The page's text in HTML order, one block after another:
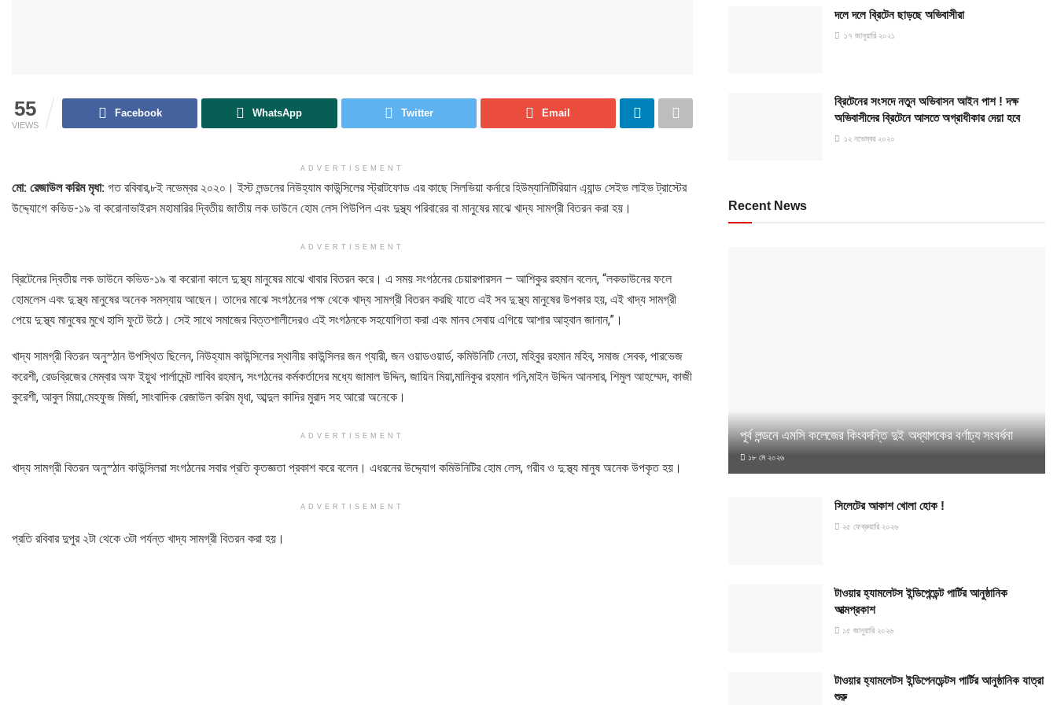
55
VIEWS
Facebook WhatsApp Twitter Email
ADVERTISEMENT
মো: রেজাউল করিম মৃধা: গত রবিবার,৮ই নভেম্বর ২০২০। ইস্ট লন্ডনের নিউহ্যাম কাউন্সিলের স্ট্রাটফোড এর কাছে সিলভিয়া কর্নারে হিউম্যানিটিরিয়ান এ্যান্ড সেইভ লাইভ ট্রাস্টের
উদ্দ্যোগে কভিড-১৯ বা করোনাভাইরস মহামারির দ্বিতীয় জাতীয় লক ডাউনে হোম লেস পিউপিল এবং দুস্থ্য পরিবারের বা মানুষের মাঝে খাদ্য সামগ্রী বিতরন করা হয়।
ADVERTISEMENT
ব্রিটেনের দ্বিতীয় লক ডাউনে কভিড-১৯ বা করোনা কালে দু:স্থ্য মানুষের মাঝে খাবার বিতরন করে। এ সময় সংগঠনের চেয়ারপারসন – আশিকুর রহমান বলেন, “লকডাউনের ফলে
হোমলেস এবং দু:স্থ্য মানুষের অনেক সমস্যায় আছেন। তাদের মাঝে সংগঠনের পক্ষ থেকে খাদ্য সামগ্রী বিতরন করছি যাতে এই সব দু:স্থ্য মানুষের উপকার হয়, এই খাদ্য সামগ্রী
পেয়ে দু:স্থ্য মানুষের মুখে হাসি ফুটে উঠে। সেই সাথে সমাজের বিত্তশালীদেরও এই সংগঠনকে সহযোগিতা করা এবং মানব সেবায় এগিয়ে আশার আহ্বান জানান,”।
খাদ্য সামগ্রী বিতরন অনুস্ঠান উপস্থিত ছিলেন, নিউহ্যাম কাউন্সিলের স্থানীয় কাউন্সিলর জন গ্যারী, জন ওয়াডওয়ার্ড, কমিউনিটি নেতা, মহিবুর রহমান মহিব, সমাজ সেবক, পারভেজ
করেশী, রেডব্রিজের মেম্বার অফ ইয়ুথ পার্লামেন্ট লাবিব রহমান, সংগঠনের কর্মকর্তাদের মধ্যে জামাল উদ্দিন, জায়িন মিয়া,মানিকুর রহমান গনি,মাইন উদ্দিন আনসার, শিমুল আহম্মেদ, কাজী
কুরেশী, আবুল মিয়া,মেহফুজ মির্জা, সাংবাদিক রেজাউল করিম মৃধা, আব্দুল কাদির মুরাদ সহ আরো অনেকে।
ADVERTISEMENT
খাদ্য সামগ্রী বিতরন অনুস্ঠান কাউন্সিলরা সংগঠনের সবার প্রতি কৃতজ্ঞতা প্রকাশ করে বলেন। এধরনের উদ্দ্যোগ কমিউনিটির হোম লেস, গরীব ও দু:স্থ্য মানুষ অনেক উপকৃত হয়।
ADVERTISEMENT
প্রতি রবিবার দুপুর ২টা থেকে ৩টা পর্যন্ত খাদ্য সামগ্রী বিতরন করা হয়।
দলে দলে ব্রিটেন ছাড়ছে অভিবাসীরা
১৭ জানুয়ারি ২০২১
ব্রিটেনের সংসদে নতুন অভিবাসন আইন পাশ ! দক্ষ
অভিবাসীদের ব্রিটেনে আসতে অগ্রাধীকার দেয়া হবে
১২ নভেম্বর ২০২০
Recent News
পূর্ব লন্ডনে এমসি কলেজের কিংবদন্তি দুই অধ্যাপকের বর্ণাঢ্য সংবর্ধনা
১৮ মে ২০২৬
সিলেটের আকাশ খোলা হোক !
২৫ ফেব্রুয়ারি ২০২৬
টাওয়ার হ্যামলেটস ইন্ডিপেন্ডেন্ট পার্টির আনুষ্ঠানিক
আত্মপ্রকাশ
১৫ জানুয়ারি ২০২৬
টাওয়ার হ্যামলেটস ইন্ডিপেনডেন্টস পার্টির আনুষ্ঠানিক যাত্রা
শুরু